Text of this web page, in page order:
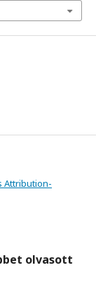
Attribution-
olvasott